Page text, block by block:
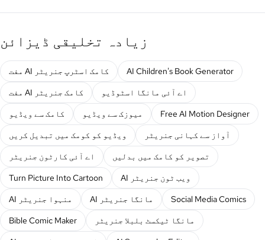
زیادہ تخلیقی ڈیزائن
مفت AI کامک اسٹرپ جنریٹر
AI Children's Book Generator
مفت AI کامک جنریٹر
اے آئی مانگا اسٹوڈیو
کامک سے ویڈیو
میوزک سے ویڈیو
Free AI Motion Designer
ویڈیو کو کومک میں تبدیل کریں
آواز سے کہانی جنریٹر
اے آئی کارٹون جنریٹر
تصویر کو کامک میں بدلیں
Turn Picture Into Cartoon
AI ویب ٹون جنریٹر
AI منہوا جنریٹر
AI مانگا جنریٹر
Social Media Comics
Bible Comic Maker
مانگا ٹیکسٹ بلبلا جنریٹر